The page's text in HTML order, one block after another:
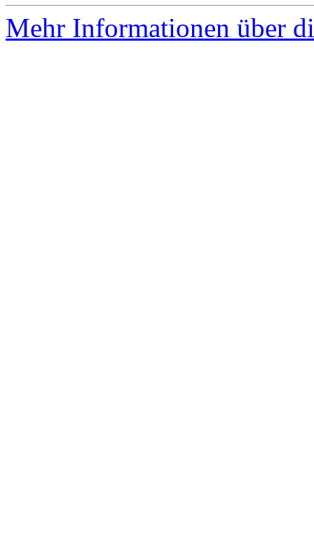
Mehr Informationen über